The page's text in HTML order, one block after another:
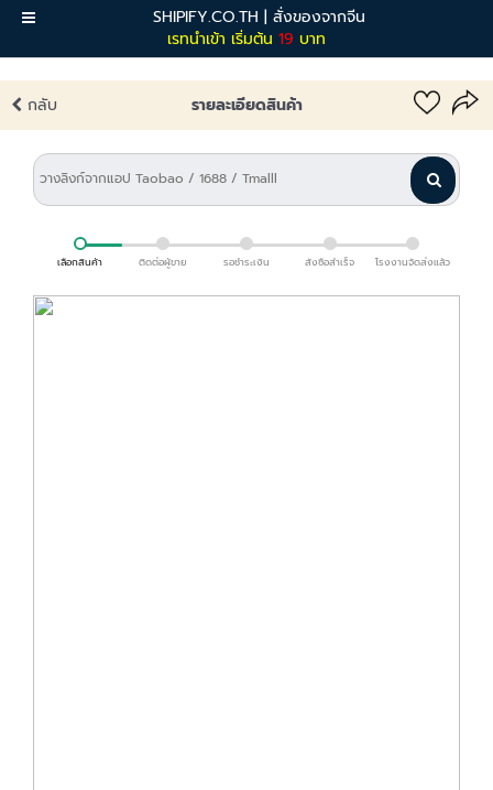
SHIPIFY.CO.TH | สั่งของจากจีน
เรทนำเข้า เริ่มต้น 19 บาท
เมนู
กลับ รายละเอียดสินค้า
เลือกสินค้า ติดต่อผู้ขาย รอชำระเงิน สั่งซื้อสำเร็จ โรงงานจัดส่งแล้ว